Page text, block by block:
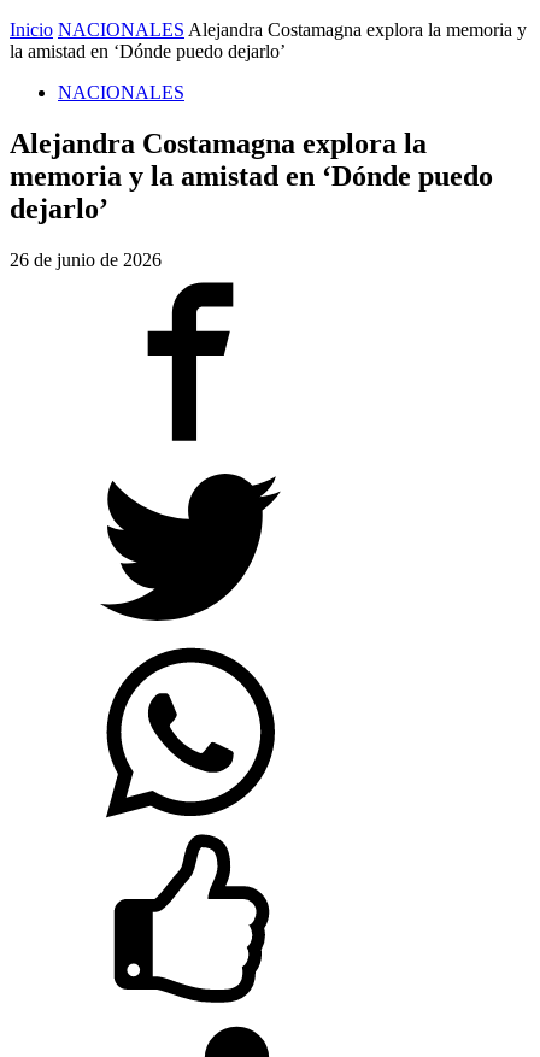
Inicio NACIONALES Alejandra Costamagna explora la memoria y
la amistad en ‘Dónde puedo dejarlo’
NACIONALES
Alejandra Costamagna explora la
memoria y la amistad en ‘Dónde puedo
dejarlo’
26 de junio de 2026